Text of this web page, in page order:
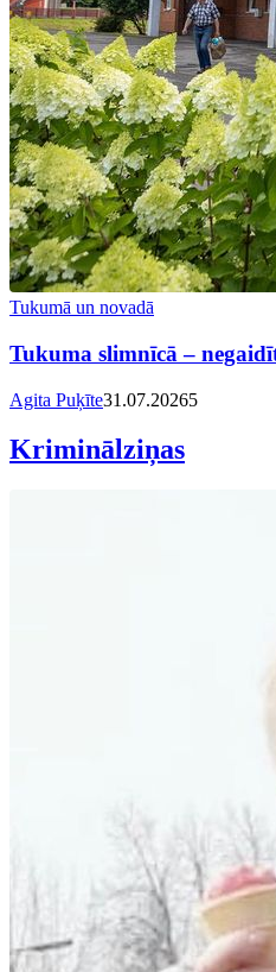
Tukumā un novadā
Tukuma slimnīcā –
Agita Puķīte31.07.20265
Kriminālziņas